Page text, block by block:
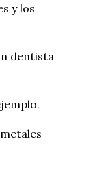
y los
dentista